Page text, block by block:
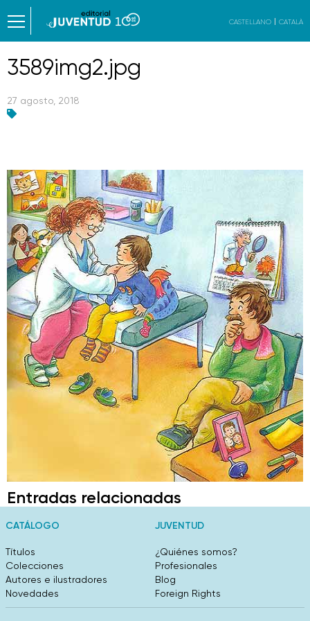
CASTELLANO CATALÀ
3589img2.jpg
27 agosto, 2018
Entradas relacionadas
CATÁLOGO
Títulos
Colecciones
Autores e ilustradores
Novedades
JUVENTUD
¿Quiénes somos?
Profesionales
Blog
Foreign Rights